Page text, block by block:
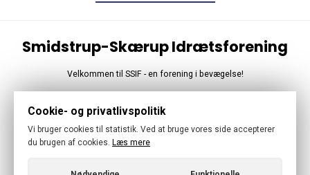
Smidstrup-Skærup Idrætsforening
Velkommen til SSIF - en forening i bevægelse!
Følg os
Cookie- og privatlivspolitik
Vi bruger cookies til statistik. Ved at bruge vores side accepterer
du brugen af cookies. Læs mere